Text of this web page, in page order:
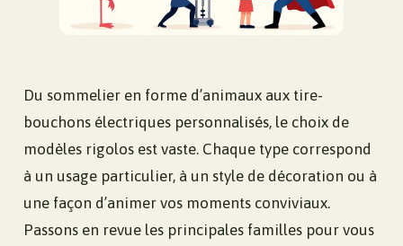
Du sommelier en forme d’animaux aux tire-
bouchons électriques personnalisés, le choix de
modèles rigolos est vaste. Chaque type correspond
à un usage particulier, à un style de décoration ou à
une façon d’animer vos moments conviviaux.
Passons en revue les principales familles pour vous